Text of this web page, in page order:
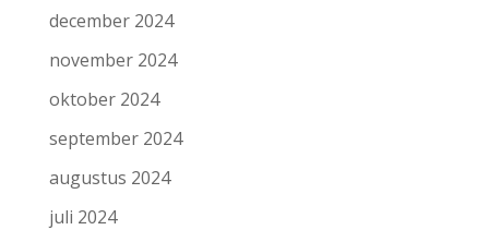
december 2024
november 2024
oktober 2024
september 2024
augustus 2024
juli 2024